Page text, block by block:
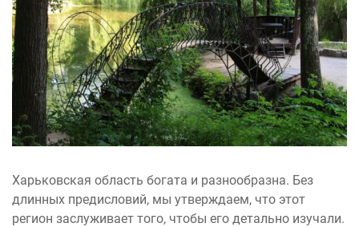
Харьковская область богата и разнообразна. Без
длинных предисловий, мы утверждаем, что этот
регион заслуживает того, чтобы его детально изучали.